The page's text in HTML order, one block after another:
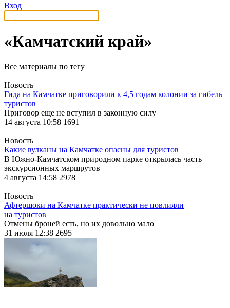
Вход
«Камчатский край»
Все материалы по тегу
Новость
Гида на Камчатке приговорили к 4,5 годам колонии за гибель
туристов
Приговор еще не вступил в законную силу
14 августа 10:58 1691
Новость
Какие вулканы на Камчатке опасны для туристов
В Южно-Камчатском природном парке открылась часть
экскурсионных маршрутов
4 августа 14:58 2978
Новость
Афтершоки на Камчатке практически не повлияли
на туристов
Отмены броней есть, но их довольно мало
31 июля 12:38 2695